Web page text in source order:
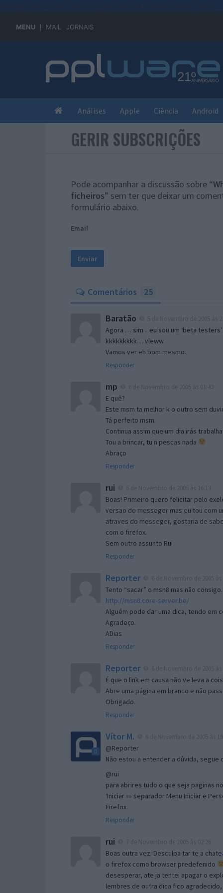
MENU MAIL JORNAIS
Análises Apple Ciência Android
GERIR SUBSCRIÇÕES
Pode acompanhar a discussão sobre “
ficheiros” sem ter que deixar um
formulário abaixo.
Email
Comentários 25
Baratão
Agora … sim .. eu sou um ‘beta testers’
kkkkkkkkk… vleww
Vamos ver eh bom mesmo..
Responder
mp
E quê?
Este msm ta melhor k o outro sem
Tá perfeito msm.
Continua assim que um dia irás
Tou a brincar, tu n pescas nada
Abraço
Responder
rui
Boas! Primeiro quero felicitar pelo
versao do messeger mas eu tou com
atraves do messeger, gostaria de
com o firefox.
Sem outro assunto Rui
Responder
Reporter
Tento “sacar” o msn8 mas não
http://msn8.core-server.be/
Alguém pode dar uma dica, tendo em
Agradeço.
ADias
Responder
Reporter
É que o link em causa não ve leva a
Abre uma página em branco e não
Obrigado.
Responder
Vítor M.
@Reporter
Não estou a entender a dúvida,
@rui
para abrires tudo o que seja paginas
‘Iniciar »» separador Menu Iniciar e
Firefox.
Responder
rui
Boas outra vez. Desculpa tar te a
o firefox como browser predefenido
desesperar, ate ja tentei apagar o
lembres de outra dica fico